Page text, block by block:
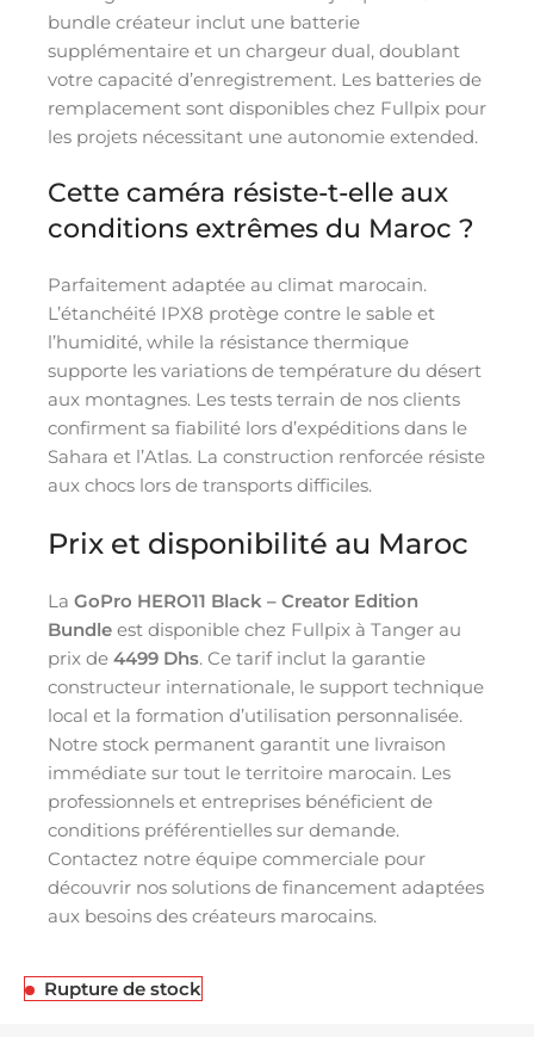
bundle créateur inclut une batterie
supplémentaire et un chargeur dual, doublant
votre capacité d’enregistrement. Les batteries de
remplacement sont disponibles chez Fullpix pour
les projets nécessitant une autonomie extended.
Cette caméra résiste-t-elle aux
conditions extrêmes du Maroc ?
Parfaitement adaptée au climat marocain.
L’étanchéité IPX8 protège contre le sable et
l’humidité, while la résistance thermique
supporte les variations de température du désert
aux montagnes. Les tests terrain de nos clients
confirment sa fiabilité lors d’expéditions dans le
Sahara et l’Atlas. La construction renforcée résiste
aux chocs lors de transports difficiles.
Prix et disponibilité au Maroc
La GoPro HERO11 Black – Creator Edition
Bundle est disponible chez Fullpix à Tanger au
prix de 4499 Dhs. Ce tarif inclut la garantie
constructeur internationale, le support technique
local et la formation d’utilisation personnalisée.
Notre stock permanent garantit une livraison
immédiate sur tout le territoire marocain. Les
professionnels et entreprises bénéficient de
conditions préférentielles sur demande.
Contactez notre équipe commerciale pour
découvrir nos solutions de financement adaptées
aux besoins des créateurs marocains.
Rupture de stock